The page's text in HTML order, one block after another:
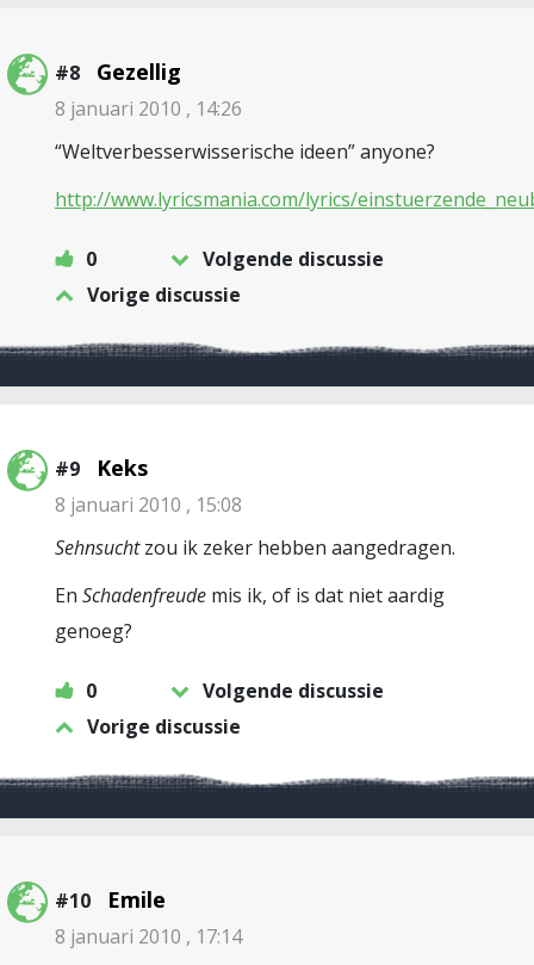
#8 Gezellig
8 januari 2010 , 14:26
“Weltverbesserwisserische ideen” anyone?
http://www.lyricsmania.com/lyrics/
0
Volgende discussie
Vorige discussie
#9 Keks
8 januari 2010 , 15:08
Sehnsuchtzou ik zeker hebben aangedragen.
En Schadenfreude mis ik, of is dat niet aardig
genoeg?
0
Volgende discussie
Vorige discussie
#10 Emile
8 januari 2010 , 17:14